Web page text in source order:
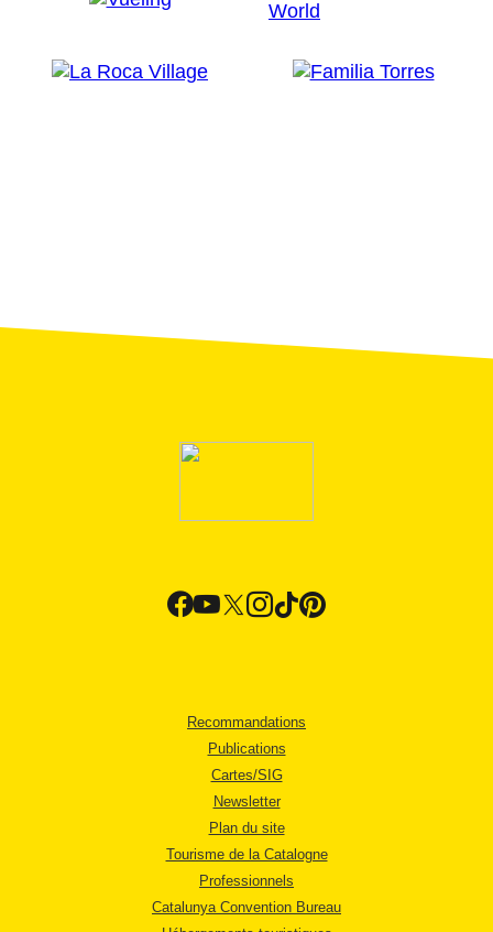
Recommandations
Publications
Cartes/SIG
Newsletter
Plan du site
Tourisme de la Catalogne
Professionnels
Catalunya Convention Bureau